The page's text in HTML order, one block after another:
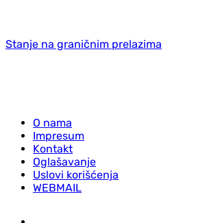
Stanje na graničnim prelazima
O nama
Impresum
Kontakt
Oglašavanje
Uslovi korišćenja
WEBMAIL